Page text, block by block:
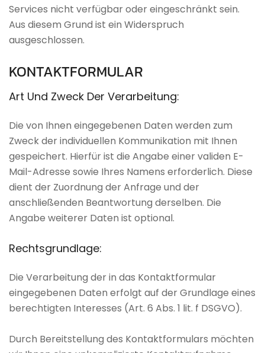
Services nicht verfügbar oder eingeschränkt sein.
Aus diesem Grund ist ein Widerspruch
ausgeschlossen.
KONTAKTFORMULAR
Art Und Zweck Der Verarbeitung:
Die von Ihnen eingegebenen Daten werden zum
Zweck der individuellen Kommunikation mit Ihnen
gespeichert. Hierfür ist die Angabe einer validen E-
Mail-Adresse sowie Ihres Namens erforderlich. Diese
dient der Zuordnung der Anfrage und der
anschließenden Beantwortung derselben. Die
Angabe weiterer Daten ist optional.
Rechtsgrundlage:
Die Verarbeitung der in das Kontaktformular
eingegebenen Daten erfolgt auf der Grundlage eines
berechtigten Interesses (Art. 6 Abs. 1 lit. f DSGVO).
Durch Bereitstellung des Kontaktformulars möchten